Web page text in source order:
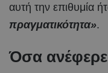
αυτή την επιθυμία
πραγματικότητα».
Όσα